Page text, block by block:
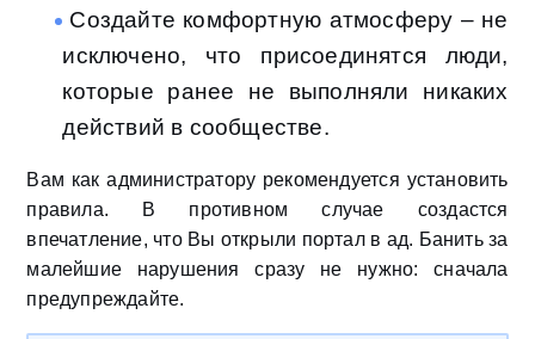
Создайте комфортную атмосферу – не
исключено, что присоединятся люди,
которые ранее не выполняли никаких
действий в сообществе.
Вам как администратору рекомендуется установить
правила. В противном случае создастся
впечатление, что Вы открыли портал в ад. Банить за
малейшие нарушения сразу не нужно: сначала
предупреждайте.